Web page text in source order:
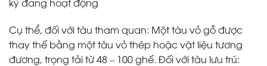
Cụ thể, đối với tàu tham quan: Một tàu vỏ gỗ được
thay thế bằng một tàu vỏ thép hoặc vật liệu tương
đương, trọng tải từ 48 – 100 ghế. Đối với tàu lưu trú: